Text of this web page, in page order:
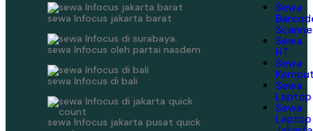
sewa Infocus jakarta barat
sewa Infocus oleh partai nasdem
sewa Infocus di bali
sewa Infocus jakarta pusat quick
Sewa
Sewa
HT
Sewa
Sewa
Laptop
Sewa
Laptop